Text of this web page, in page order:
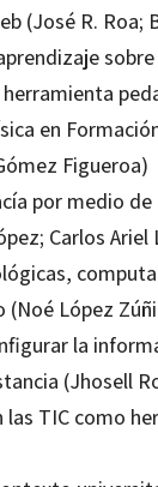
(José R. Roa;
en
Figueroa)
por medio
Carlos Ariel
López
la
(Jhosell
TIC como